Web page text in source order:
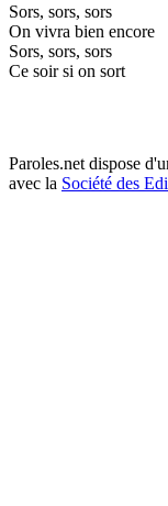
Sors, sors, sors
On vivra bien encore
Sors, sors, sors
Ce soir si on sort
Paroles.net dispose
avec la Société des